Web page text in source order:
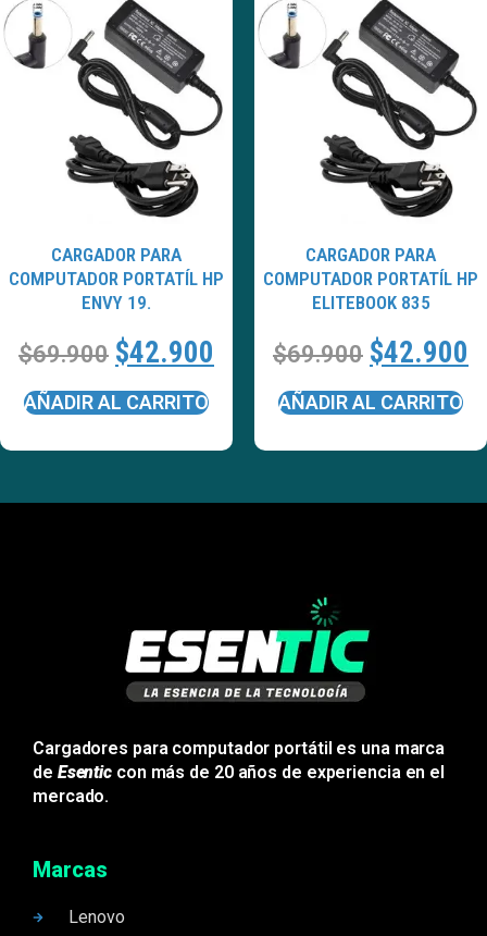
CARGADOR PARA
COMPUTADOR PORTATÍL HP
ENVY 19.
$69.900 $42.900
AÑADIR AL CARRITO
CARGADOR PARA
COMPUTADOR PORTATÍL HP
ELITEBOOK 835
$69.900 $42.900
AÑADIR AL CARRITO
Cargadores para computador portátil es una marca
de Esentic con más de 20 años de experiencia en el
mercado.
Marcas
Lenovo